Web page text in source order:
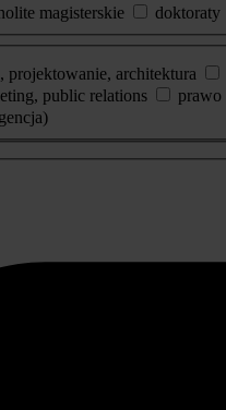
magisterskie doktoraty
projektowanie, architektura
public relations prawo